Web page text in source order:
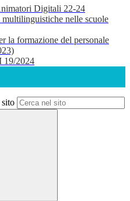
Digitali 22-24
nelle scuole
la formazione del personale
19/2024